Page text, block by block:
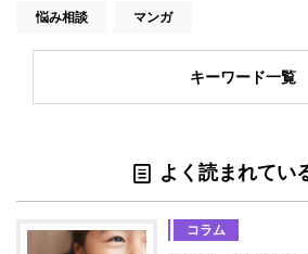
悩み相談 マンガ
キーワード一覧
よく読まれてい
コラム